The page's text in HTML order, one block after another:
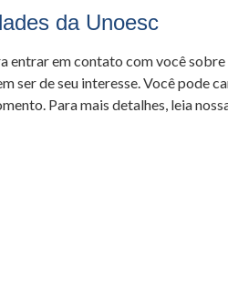
da Unoesc
entrar em contato com você
ser de seu interesse. Você pode
Para mais detalhes, leia